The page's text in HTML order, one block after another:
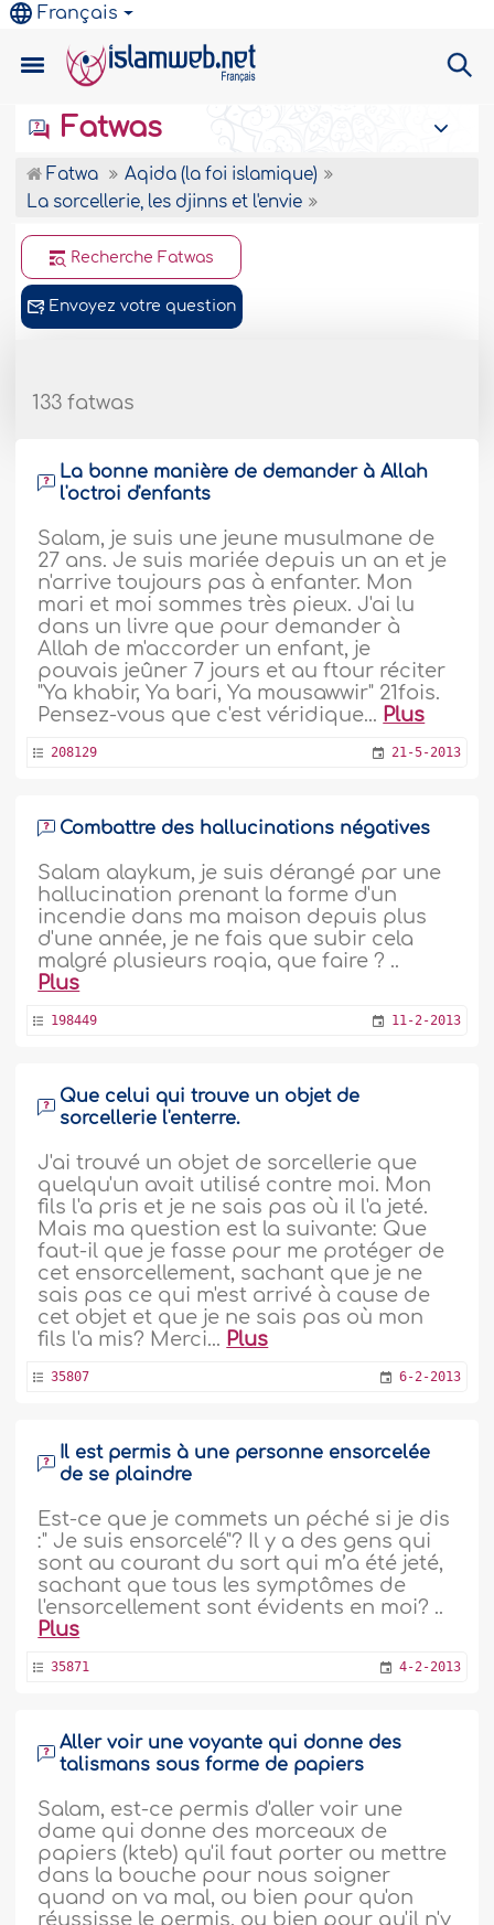
Français
Fatwas
Fatwa
Aqida (la foi islamique)
La sorcellerie, les djinns et l'envie
Recherche Fatwas
Envoyez votre question
133 fatwas
La bonne manière de demander à Allah
l'octroi d'enfants
Salam, je suis une jeune musulmane de
27 ans. Je suis mariée depuis un an et je
n'arrive toujours pas à enfanter. Mon
mari et moi sommes très pieux. J'ai lu
dans un livre que pour demander à
Allah de m'accorder un enfant, je
pouvais jeûner 7 jours et au ftour réciter
"Ya khabir, Ya bari, Ya mousawwir" 21fois.
Pensez-vous que c'est véridique... Plus
208129 21-5-2013
Combattre des hallucinations négatives
Salam alaykum, je suis dérangé par une
hallucination prenant la forme d'un
incendie dans ma maison depuis plus
d'une année, je ne fais que subir cela
malgré plusieurs roqia, que faire ? ..
Plus
198449 11-2-2013
Que celui qui trouve un objet de
sorcellerie l'enterre.
J'ai trouvé un objet de sorcellerie que
quelqu'un avait utilisé contre moi. Mon
fils l'a pris et je ne sais pas où il l'a jeté.
Mais ma question est la suivante: Que
faut-il que je fasse pour me protéger de
cet ensorcellement, sachant que je ne
sais pas ce qui m'est arrivé à cause de
cet objet et que je ne sais pas où mon
fils l'a mis? Merci... Plus
35807 6-2-2013
Il est permis à une personne ensorcelée
de se plaindre
Est-ce que je commets un péché si je dis
:" Je suis ensorcelé"? Il y a des gens qui
sont au courant du sort qui m’a été jeté,
sachant que tous les symptômes de
l'ensorcellement sont évidents en moi? ..
Plus
35871 4-2-2013
Aller voir une voyante qui donne des
talismans sous forme de papiers
Salam, est-ce permis d'aller voir une
dame qui donne des morceaux de
papiers (kteb) qu'il faut porter ou mettre
dans la bouche pour nous soigner
quand on va mal, ou bien pour qu'on
réussisse le permis, ou bien pour qu'il n'y